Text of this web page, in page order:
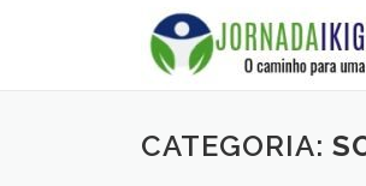
CATEGORIA: